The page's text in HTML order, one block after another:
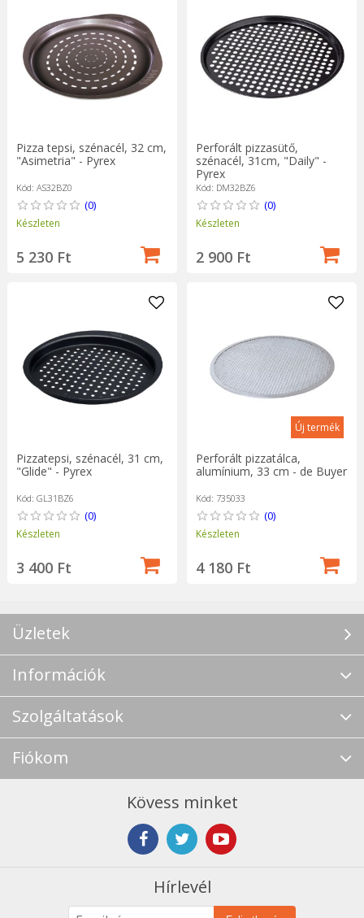
Pizza tepsi, szénacél, 32 cm,
"Asimetria" - Pyrex
Kód: AS32BZ0
(0)
Készleten
5 230 Ft
Perforált pizzasütő,
szénacél, 31cm, "Daily" -
Pyrex
Kód: DM32BZ6
(0)
Készleten
2 900 Ft
Pizzatepsi, szénacél, 31 cm,
"Glide" - Pyrex
Kód: GL31BZ6
(0)
Készleten
3 400 Ft
Új termék
Perforált pizzatálca,
alumínium, 33 cm - de Buyer
Kód: 735033
(0)
Készleten
4 180 Ft
Üzletek
Információk
Szolgáltatások
Fiókom
Kövess minket
Hírlevél